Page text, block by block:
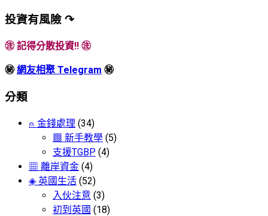
投資有風險 ↷
㊟ 記得分散投資!! ㊟
㊙ 網友相聚 Telegram ㊙
分類
⍝ 金錢處理 (34)
▩ 新手教學 (5)
支援TGBP (4)
▦ 離岸資金 (4)
◈ 英國生活 (52)
入伙注意 (3)
初到英國 (18)